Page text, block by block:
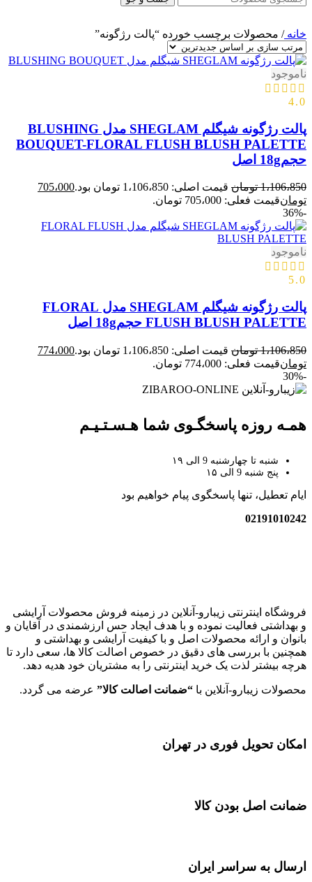
خانه/ محصولات برچسب خورده “پالت رژگونه”
ناموجود
4.0
پالت رژگونه شیگلم SHEGLAM مدل BLUSHING
BOUQUET-FLORAL FLUSH BLUSH PALETTE
حجم18g اصل
1،106،850 تومان قیمت اصلی: 1،106،850 تومان بود.
705،000
تومانقیمت فعلی: 705،000 تومان.
-36%
ناموجود
5.0
پالت رژگونه شیگلم SHEGLAM مدل FLORAL
FLUSH BLUSH PALETTE حجم18g اصل
1،106،850 تومان قیمت اصلی: 1،106،850 تومان بود.
774،000
تومانقیمت فعلی: 774،000 تومان.
-30%
همـه روزه پاسخگـوی شما هـسـتـیـم
شنبه تا چهارشنبه 9 الی ۱۹
پنج شنبه 9 الی ۱۵
ایام تعطیل، تنها پاسخگوی پیام خواهیم بود
02191010242
فروشگاه اینترنتی زیبارو-آنلاین در زمینه فروش محصولات آرایشی
و بهداشتی فعالیت نموده و با هدف ایجاد حس ارزشمندی در آقایان و
بانوان و ارائه محصولات اصل و با کیفیت آرایشی و بهداشتی و
همچنین با بررسی های دقیق در خصوص اصالت کالا ها، سعی دارد تا
هرچه بیشتر لذت یک خرید اینترنتی را به مشتریان خود هدیه دهد.
محصولات زیبارو-آنلاین با “ضمانت اصالت کالا” عرضه می گردد.
امکان تحویل فوری در تهران
ضمانت اصل بودن کالا
ارسال به سراسر ایران